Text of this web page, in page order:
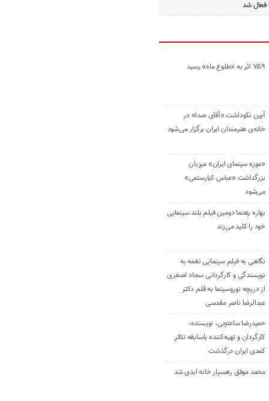
فعال شد
۷۵۹ اثر به «طلوع ماه» رسید
آیین نکوداشت «آقای صدا» در
خانه‌ی هنرمندان ایران برگزار می‌شود
«موزه سینمای ایران» میزبان
بزرگداشت «عباس کیارستمی»
می‌شود
بهاره رهنما دومین فیلم بلند سینمایی
خود را کلید می‌زند
نگاهی به فیلم سینمایی نغمه به
نویسندگی و کارگردانی سجاد اصغری
از دریچه نوروسینما به قلم دکتر
عبدالرضا ناصر مقدسی
حمیدرضا ساعتچی، نویسنده،
کارگردان و تهیه‌کننده باسابقه تئاتر
کمدی ایران درگذشت
محمد موفق رهسپار خانه ابدی شد